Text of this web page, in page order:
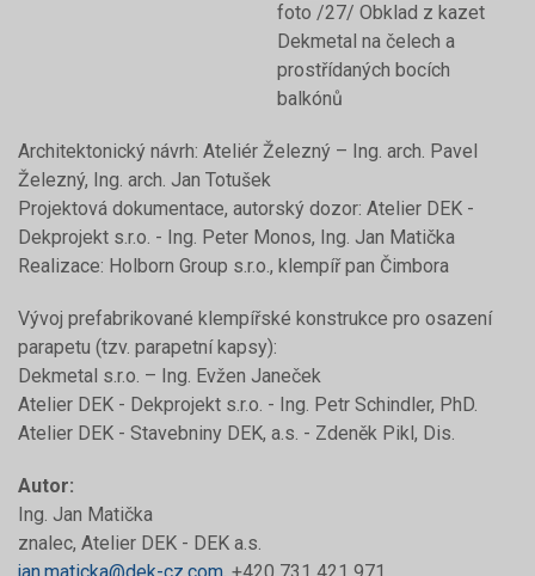
foto /27/ Obklad z kazet
Dekmetal na čelech a
prostřídaných bocích
balkónů
Architektonický návrh: Ateliér Železný – Ing. arch. Pavel
Železný, Ing. arch. Jan Totušek
Projektová dokumentace, autorský dozor: Atelier DEK -
Dekprojekt s.r.o. - Ing. Peter Monos, Ing. Jan Matička
Realizace: Holborn Group s.r.o., klempíř pan Čimbora
Vývoj prefabrikované klempířské konstrukce pro osazení
parapetu (tzv. parapetní kapsy):
Dekmetal s.r.o. – Ing. Evžen Janeček
Atelier DEK - Dekprojekt s.r.o. - Ing. Petr Schindler, PhD.
Atelier DEK - Stavebniny DEK, a.s. - Zdeněk Pikl, Dis.
Autor:
Ing. Jan Matička
znalec, Atelier DEK - DEK a.s.